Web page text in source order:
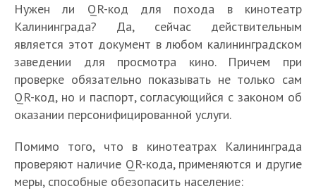
Нужен ли QR-код для похода в кинотеатр
Калининграда? Да, сейчас действительным
является этот документ в любом калининградском
заведении для просмотра кино. Причем при
проверке обязательно показывать не только сам
QR-код, но и паспорт, согласующийся с законом об
оказании персонифицированной услуги.
Помимо того, что в кинотеатрах Калининграда
проверяют наличие QR-кода, применяются и другие
меры, способные обезопасить население: